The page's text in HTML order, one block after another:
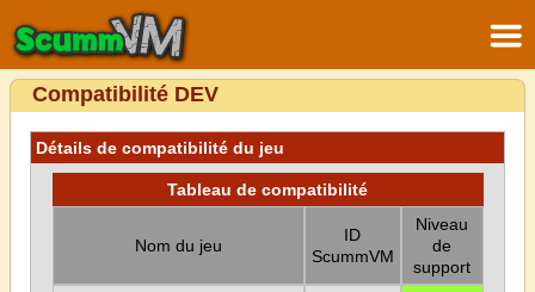
Compatibilité DEV
Détails de compatibilité du jeu
Tableau de compatibilité
Nom du jeu
ID
ScummVM
Niveau
de
support